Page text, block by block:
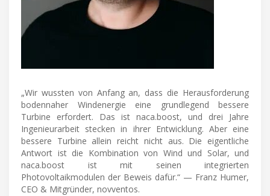
„Wir wussten von Anfang an, dass die Herausforderung
bodennaher Windenergie eine grundlegend bessere
Turbine erfordert. Das ist naca.boost, und drei Jahre
Ingenieurarbeit stecken in ihrer Entwicklung. Aber eine
bessere Turbine allein reicht nicht aus. Die eigentliche
Antwort ist die Kombination von Wind und Solar, und
naca.boost ist mit seinen integrierten
Photovoltaikmodulen der Beweis dafür.“ — Franz Humer,
CEO & Mitgründer, novventos.